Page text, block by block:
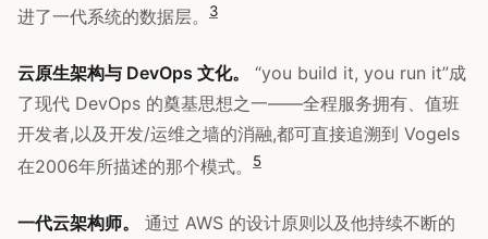
进了一代系统的数据层。
3
云原生架构与 DevOps 文化。
“you build it, you run it”成
了现代 DevOps 的奠基思想之一——全程服务拥有、值班
开发者,以及开发/运维之墙的消融,都可直接追溯到 Vogels
在2006年所描述的那个模式。
5
一代云架构师。
通过 AWS 的设计原则以及他持续不断的